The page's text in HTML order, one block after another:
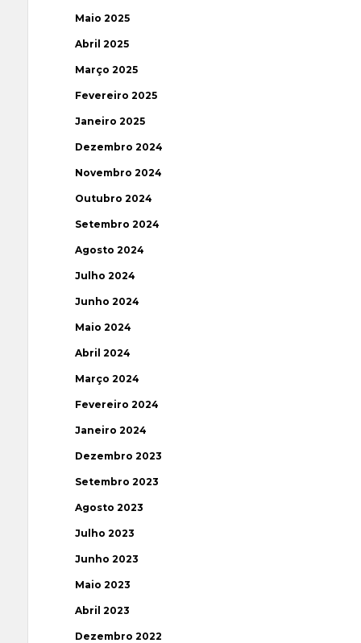
Maio 2025
Abril 2025
Março 2025
Fevereiro 2025
Janeiro 2025
Dezembro 2024
Novembro 2024
Outubro 2024
Setembro 2024
Agosto 2024
Julho 2024
Junho 2024
Maio 2024
Abril 2024
Março 2024
Fevereiro 2024
Janeiro 2024
Dezembro 2023
Setembro 2023
Agosto 2023
Julho 2023
Junho 2023
Maio 2023
Abril 2023
Dezembro 2022